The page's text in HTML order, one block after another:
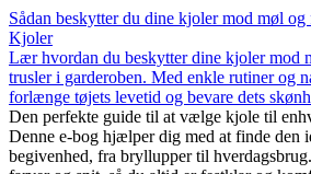
Sådan beskytter du dine kjoler mod møl og
Kjoler
Lær hvordan du beskytter dine kjoler mod
trusler i garderoben. Med enkle rutiner og
forlænge tøjets levetid og bevare dets
Den perfekte guide til at vælge kjole til
Denne e-bog hjælper dig med at finde den
begivenhed, fra bryllupper til